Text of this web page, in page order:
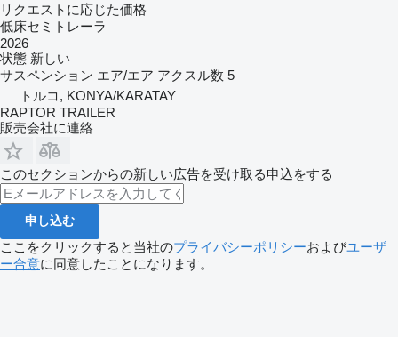
リクエストに応じた価格
低床セミトレーラ
2026
状態 新しい
サスペンション エア/エア アクスル数 5
トルコ, KONYA/KARATAY
RAPTOR TRAILER
販売会社に連絡
このセクションからの新しい広告を受け取る申込をする
申し込む
ここをクリックすると当社のプライバシーポリシーおよびユーザ
ー合意に同意したことになります。